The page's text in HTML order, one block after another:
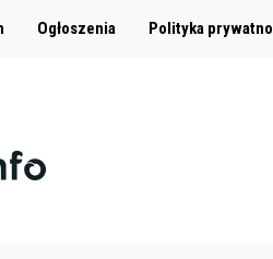
Ogłoszenia Polityka